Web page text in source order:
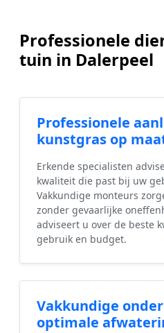
Professionele
tuin in Dalerpeel
Professionele
kunstgras op
Erkende specialisten
kwaliteit die past bij uw
Vakkundige monteurs
zonder gevaarlijke
adviseert u over de beste
gebruik en budget.
Vakkundige
optimale